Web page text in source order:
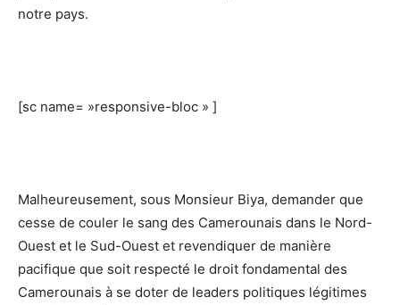
notre pays.
[sc name= »responsive-bloc » ]
Malheureusement, sous Monsieur Biya, demander que
cesse de couler le sang des Camerounais dans le Nord-
Ouest et le Sud-Ouest et revendiquer de manière
pacifique que soit respecté le droit fondamental des
Camerounais à se doter de leaders politiques légitimes